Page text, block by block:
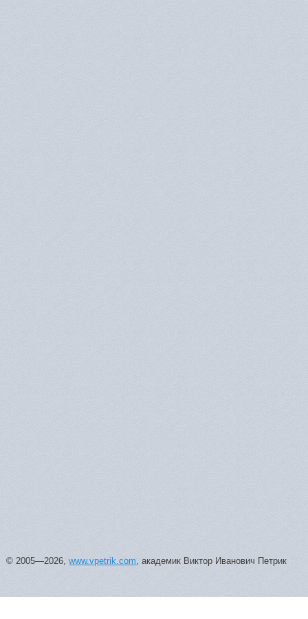
© 2005—2026,www.vpetrik.com, академик Виктор Иванович Петрик